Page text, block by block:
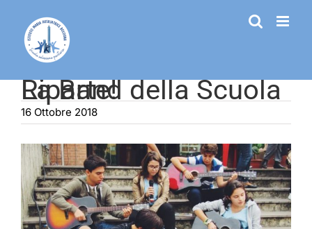
contenuto
La Band della Scuola Riparte!
16 Ottobre 2018
Ingrandisci
immagine